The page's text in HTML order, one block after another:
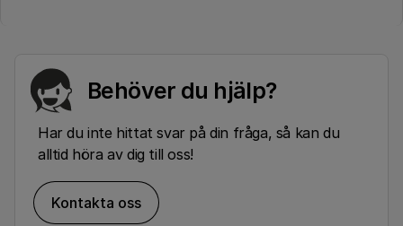
Behöver du hjälp?
Har du inte hittat svar på din fråga, så kan du
alltid höra av dig till oss!
Kontakta oss